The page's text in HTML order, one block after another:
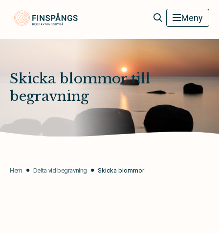
Finspångs Begravningsbyrå Meny
Skicka blommor till
begravning
Hem Delta vid begravning Skicka blommor